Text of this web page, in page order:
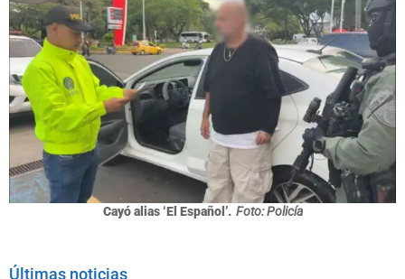
Cayó alias ‘El Español’. Foto: Policía
Últimas noticias